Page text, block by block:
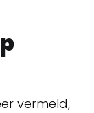
vermeld,